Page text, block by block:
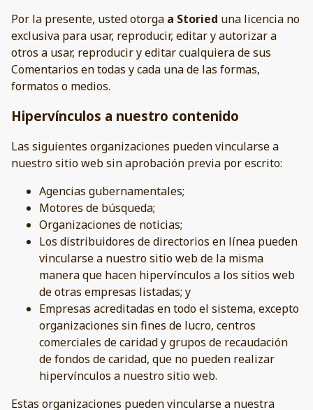
Por la presente, usted otorga a Storied una licencia no
exclusiva para usar, reproducir, editar y autorizar a
otros a usar, reproducir y editar cualquiera de sus
Comentarios en todas y cada una de las formas,
formatos o medios.
Hipervínculos a nuestro contenido
Las siguientes organizaciones pueden vincularse a
nuestro sitio web sin aprobación previa por escrito:
Agencias gubernamentales;
Motores de búsqueda;
Organizaciones de noticias;
Los distribuidores de directorios en línea pueden
vincularse a nuestro sitio web de la misma
manera que hacen hipervínculos a los sitios web
de otras empresas listadas; y
Empresas acreditadas en todo el sistema, excepto
organizaciones sin fines de lucro, centros
comerciales de caridad y grupos de recaudación
de fondos de caridad, que no pueden realizar
hipervínculos a nuestro sitio web.
Estas organizaciones pueden vincularse a nuestra